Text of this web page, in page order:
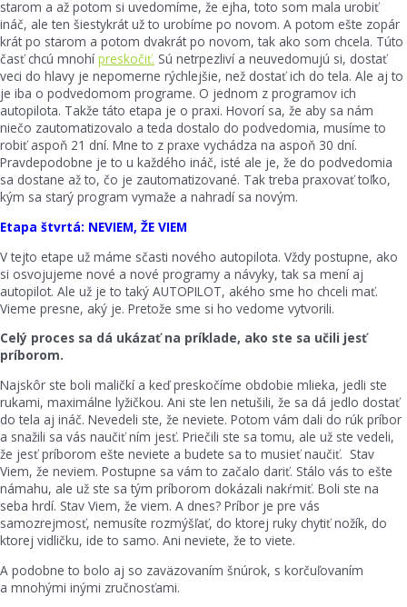
starom a až potom si uvedomíme, že ejha, toto som mala urobiť
ináč, ale ten šiestykrát už to urobíme po novom. A potom ešte zopár
krát po starom a potom dvakrát po novom, tak ako som chcela. Túto
časť chcú mnohí preskočiť. Sú netrpezliví a neuvedomujú si, dostať
veci do hlavy je nepomerne rýchlejšie, než dostať ich do tela. Ale aj to
je iba o podvedomom programe. O jednom z programov ich
autopilota. Takže táto etapa je o praxi. Hovorí sa, že aby sa nám
niečo zautomatizovalo a teda dostalo do podvedomia, musíme to
robiť aspoň 21 dní. Mne to z praxe vychádza na aspoň 30 dní.
Pravdepodobne je to u každého ináč, isté ale je, že do podvedomia
sa dostane až to, čo je zautomatizované. Tak treba praxovať toľko,
kým sa starý program vymaže a nahradí sa novým.
Etapa štvrtá: NEVIEM, ŽE VIEM
V tejto etape už máme sčasti nového autopilota. Vždy postupne, ako
si osvojujeme nové a nové programy a návyky, tak sa mení aj
autopilot. Ale už je to taký AUTOPILOT, akého sme ho chceli mať.
Vieme presne, aký je. Pretože sme si ho vedome vytvorili.
Celý proces sa dá ukázať na príklade, ako ste sa učili jesť
príborom.
Najskôr ste boli maličkí a keď preskočíme obdobie mlieka, jedli ste
rukami, maximálne lyžičkou. Ani ste len netušili, že sa dá jedlo dostať
do tela aj ináč. Nevedeli ste, že neviete. Potom vám dali do rúk príbor
a snažili sa vás naučiť ním jesť. Priečili ste sa tomu, ale už ste vedeli,
že jesť príborom ešte neviete a budete sa to musieť naučiť. Stav
Viem, že neviem. Postupne sa vám to začalo dariť. Stálo vás to ešte
námahu, ale už ste sa tým príborom dokázali nakŕmiť. Boli ste na
seba hrdí. Stav Viem, že viem. A dnes? Príbor je pre vás
samozrejmosť, nemusíte rozmýšľať, do ktorej ruky chytiť nožík, do
ktorej vidličku, ide to samo. Ani neviete, že to viete.
A podobne to bolo aj so zaväzovaním šnúrok, s korčuľovaním
a mnohými inými zručnosťami.